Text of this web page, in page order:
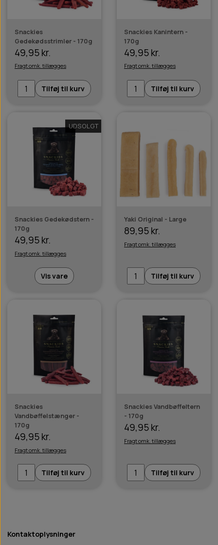
Snackies
Gedekødsstrimler - 170g
49,95 kr.
Fragt omk. tillægges
Tilføj til kurv
Snackies Kanintern -
170g
49,95 kr.
Fragt omk. tillægges
Tilføj til kurv
UDSOLGT
Snackies Gedekødstern -
170g
49,95 kr.
Fragt omk. tillægges
Vis vare
Yaki Original - Large
89,95 kr.
Fragt omk. tillægges
Tilføj til kurv
Snackies
Vandbøffelstænger -
170g
49,95 kr.
Fragt omk. tillægges
Tilføj til kurv
Snackies Vandbøffeltern
- 170g
49,95 kr.
Fragt omk. tillægges
Tilføj til kurv
Kontaktoplysninger